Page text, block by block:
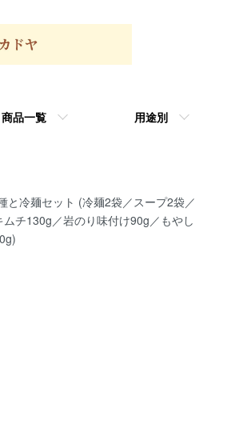
商品一覧 用途別